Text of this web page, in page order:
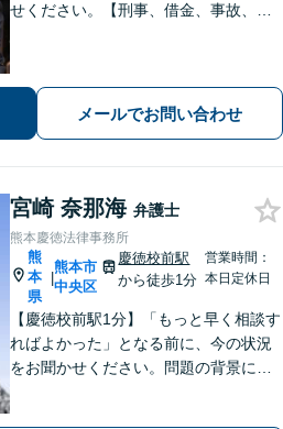
せください。【刑事、借金、事故、労
メールでお問い合わせ
宮崎 奈那海 弁護士
熊本慶徳法律事務所
熊
本
県
|
熊本市
中央区
慶徳校前駅
から徒歩1分
営業時間：
本日定休日
【慶徳校前駅1分】「もっと早く相談す
ればよかった」となる前に、今の状況
をお聞かせください。問題の背景にも